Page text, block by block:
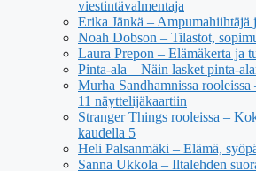
viestintävalmentaja
Erika Jänkä – Ampumahiihtäjä
Noah Dobson – Tilastot,
Laura Prepon – Elämäkerta ja
Pinta-ala – Näin lasket pinta-
Murha Sandhamnissa
11 näyttelijäkaartiin
Stranger Things rooleissa –
kaudella 5
Heli Palsanmäki – Elämä,
Sanna Ukkola – Iltalehden